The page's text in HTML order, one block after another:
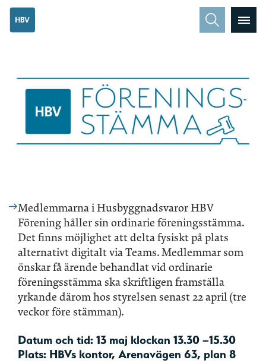
Medlemmarna i Husbyggnadsvaror HBV
Förening håller sin ordinarie föreningsstämma.
Det finns möjlighet att delta fysiskt på plats
alternativt digitalt via Teams. Medlemmar som
önskar få ärende behandlat vid ordinarie
föreningsstämma ska skriftligen framställa
yrkande därom hos styrelsen senast 22 april (tre
veckor före stämman).
Datum och tid: 13 maj klockan 13.30 –15.30
Plats: HBVs kontor, Arenavägen 63, plan 8